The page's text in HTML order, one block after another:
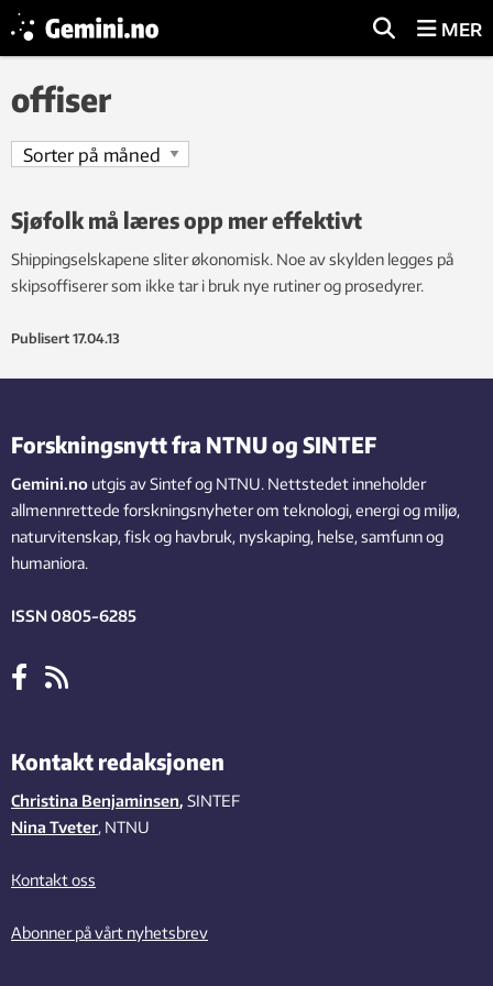
MER
offiser
Sjøfolk må læres opp mer effektivt
Shippingselskapene sliter økonomisk. Noe av skylden legges på
skipsoffiserer som ikke tar i bruk nye rutiner og prosedyrer.
Publisert 17.04.13
Forskningsnytt fra NTNU og SINTEF
Gemini.no utgis av Sintef og NTNU. Nettstedet inneholder
allmennrettede forskningsnyheter om teknologi, energi og miljø,
naturvitenskap, fisk og havbruk, nyskaping, helse, samfunn og
humaniora.
ISSN 0805-6285
Kontakt redaksjonen
Christina Benjaminsen, SINTEF
Nina Tveter, NTNU
Kontakt oss
Abonner på vårt nyhetsbrev